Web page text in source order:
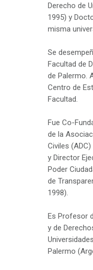
Derecho de
1995) y
misma
Se
Facultad de
de Palermo.
Centro de
Facultad.
Fue Co-
de la
Civiles
y Director
Poder
de
1998).
Es Profesor
y de
Palermo